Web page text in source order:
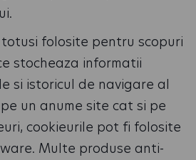
folosite pentru scopuri
stocheaza informatii
si istoricul de navigare al
un anume site cat si pe
cookieurile pot fi folosite
Multe produse anti-